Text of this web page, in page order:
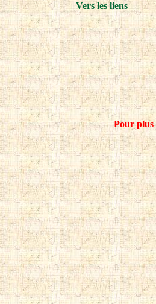
Vers les liens
Pour plus